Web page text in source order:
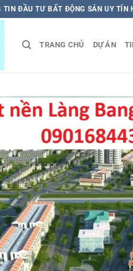
TIN ĐẦU TƯ BẤT ĐỘNG SẢN UY TÍN
TRANG CHỦ DỰ ÁN